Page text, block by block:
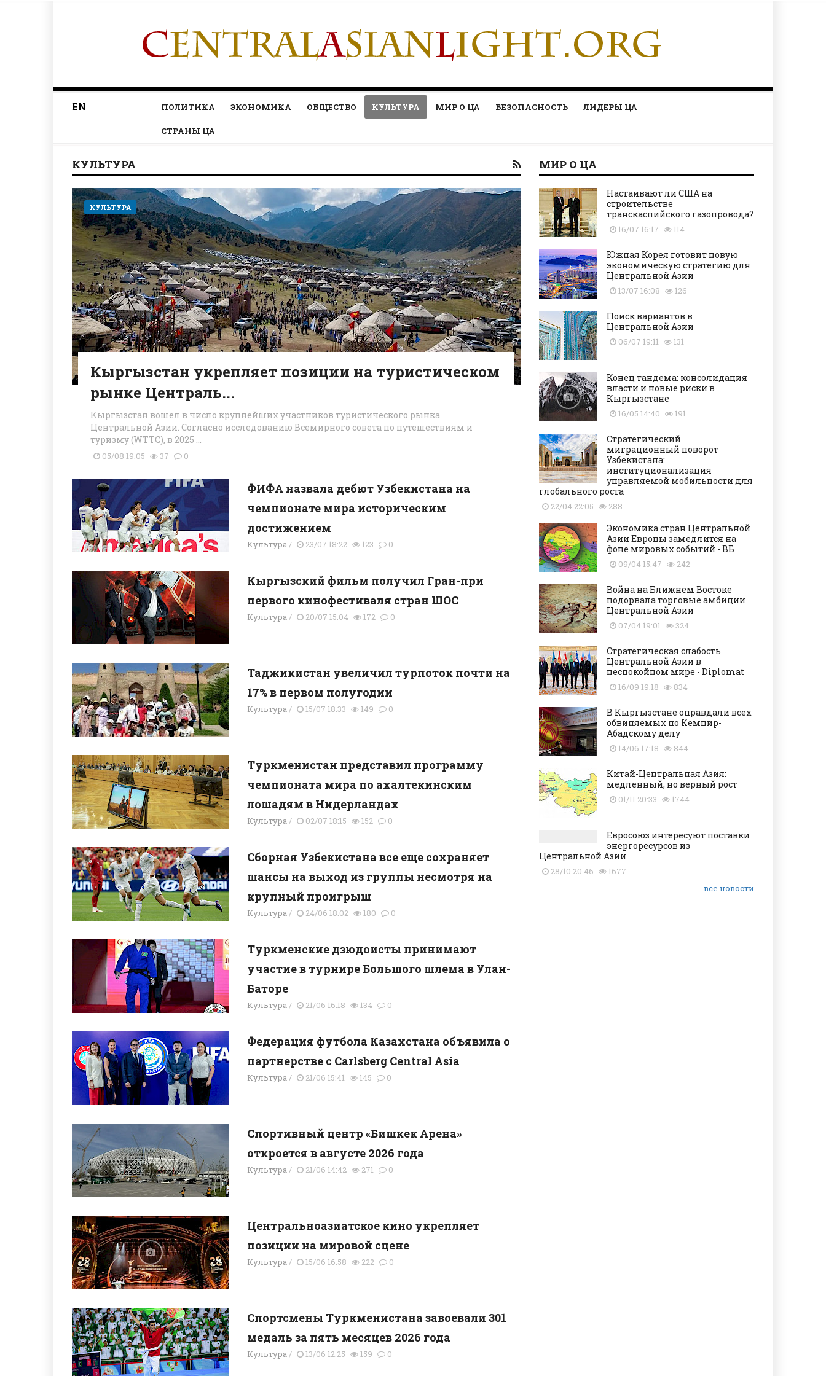
EN ПОЛИТИКА ЭКОНОМИКА ОБЩЕСТВО КУЛЬТУРА МИР О ЦА БЕЗОПАСНОСТЬ ЛИДЕРЫ ЦА
СТРАНЫ ЦА
КУЛЬТУРА
КУЛЬТУРА
Кыргызстан укрепляет позиции на туристическом
рынке Централь...
Кыргызстан вошел в число крупнейших участников туристического рынка
Центральной Азии. Согласно исследованию Всемирного совета по путешествиям и
туризму (WTTC), в 2025 ...
05/08 19:05 37 0
ФИФА назвала дебют Узбекистана на
чемпионате мира историческим
достижением
Культура/ 23/07 18:22 123 0
Кыргызский фильм получил Гран-при
первого кинофестиваля стран ШОС
Культура/ 20/07 15:04 172 0
Таджикистан увеличил турпоток почти на
17% в первом полугодии
Культура/ 15/07 18:33 149 0
Туркменистан представил программу
чемпионата мира по ахалтекинским
лошадям в Нидерландах
Культура/ 02/07 18:15 152 0
Сборная Узбекистана все еще сохраняет
шансы на выход из группы несмотря на
крупный проигрыш
Культура/ 24/06 18:02 180 0
Туркменские дзюдоисты принимают
участие в турнире Большого шлема в Улан-
Баторе
Культура/ 21/06 16:18 134 0
Федерация футбола Казахстана объявила о
партнерстве с Carlsberg Central Asia
Культура/ 21/06 15:41 145 0
Cпортивный центр «Бишкек Арена»
откроется в августе 2026 года
Культура/ 21/06 14:42 271 0
Центральноазиатское кино укрепляет
позиции на мировой сцене
Культура/ 15/06 16:58 222 0
Спортсмены Туркменистана завоевали 301
медаль за пять месяцев 2026 года
Культура/ 13/06 12:25 159 0
МИР О ЦА
Настаивают ли США на
строительстве
транскаспийского газопровода?
16/07 16:17 114
Южная Корея готовит новую
экономическую стратегию для
Центральной Азии
13/07 16:08 126
Поиск вариантов в
Центральной Азии
06/07 19:11 131
Конец тандема: консолидация
власти и новые риски в
Кыргызстане
16/05 14:40 191
Стратегический
миграционный поворот
Узбекистана:
институционализация
управляемой мобильности для
глобального роста
22/04 22:05 288
Экономика стран Центральной
Азии Европы замедлится на
фоне мировых событий - ВБ
09/04 15:47 242
Война на Ближнем Востоке
подорвала торговые амбиции
Центральной Азии
07/04 19:01 324
Стратегическая слабость
Центральной Азии в
неспокойном мире - Diplomat
16/09 19:18 834
В Кыргызстане оправдали всех
обвиняемых по Кемпир-
Абадскому делу
14/06 17:18 844
Китай-Центральная Азия:
медленный, но верный рост
01/11 20:33 1744
Евросоюз интересуют поставки
энергоресурсов из
Центральной Азии
28/10 20:46
1677
все новости